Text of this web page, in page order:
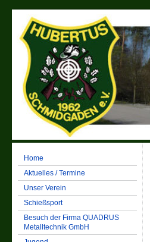
Home
Aktuelles / Termine
Unser Verein
Schießsport
Besuch der Firma QUADRUS
Metalltechnik GmbH